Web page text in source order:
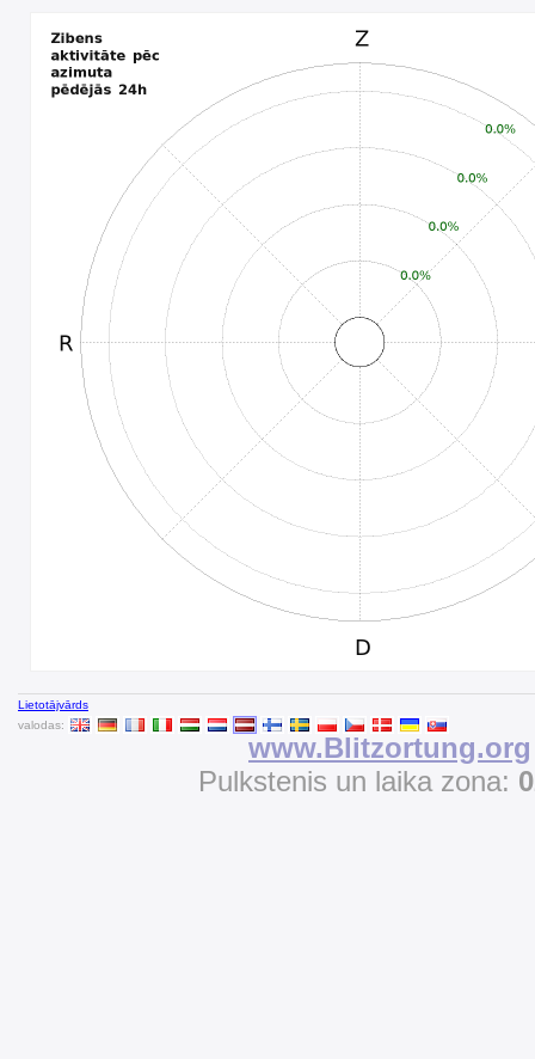
Lietotājvārds
valodas:
www.Blitzortung.org
Pulkstenis un laika zona: